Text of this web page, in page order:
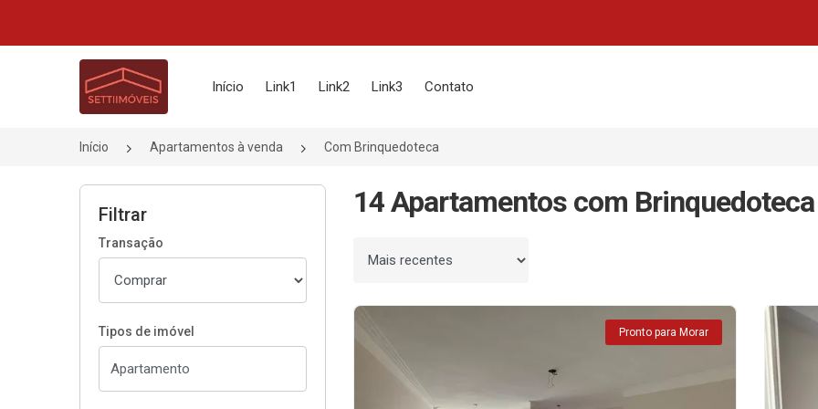
Página inicial
Início Link1 Link2 Link3 Contato
Início Apartamentos à venda Com Brinquedoteca
Filtrar
Transação
Tipos de imóvel
14 Apartamentos com
Ordenar por
Pronto para Morar